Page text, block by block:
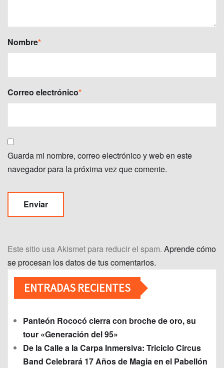
Nombre*
Correo electrónico*
Guarda mi nombre, correo electrónico y web en este
navegador para la próxima vez que comente.
Este sitio usa Akismet para reducir el spam. Aprende cómo
se procesan los datos de tus comentarios.
ENTRADAS RECIENTES
Panteón Rococó cierra con broche de oro, su
tour «Generación del 95»
De la Calle a la Carpa Inmersiva: Triciclo Circus
Band Celebrará 17 Años de Magia en el Pabellón